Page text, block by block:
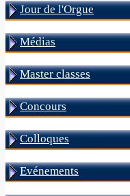
Jour de l'Orgue
Médias
Master classes
Concours
Colloques
Evénements